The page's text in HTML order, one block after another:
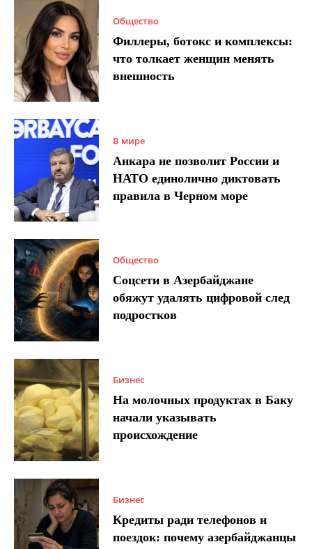
Общество
Филлеры, ботокс и комплексы:
что толкает женщин менять
внешность
В мире
Анкара не позволит России и
НАТО единолично диктовать
правила в Черном море
Общество
Соцсети в Азербайджане
обяжут удалять цифровой след
подростков
Бизнес
На молочных продуктах в Баку
начали указывать
происхождение
Бизнес
Кредиты ради телефонов и
поездок: почему азербайджанцы